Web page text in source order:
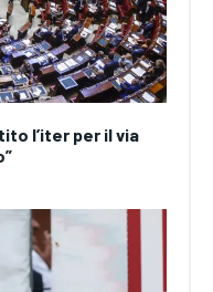
l’iter per il via